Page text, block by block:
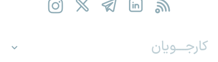
کارجـــویان